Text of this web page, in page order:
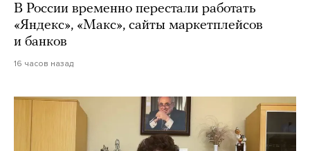
В России временно перестали работать
«Яндекс», «Макс», сайты маркетплейсов
и банков
16 часов назад